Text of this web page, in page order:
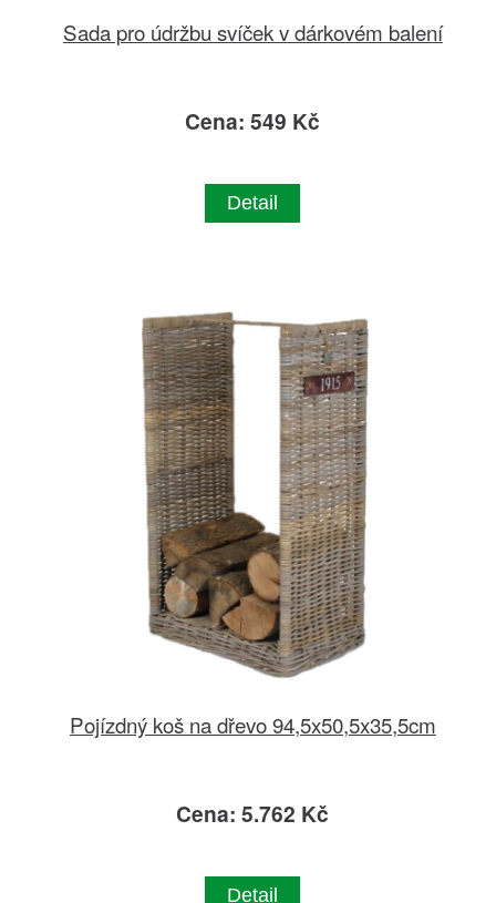
Sada pro údržbu svíček v dárkovém balení
Cena: 549 Kč
Detail
Pojízdný koš na dřevo 94,5x50,5x35,5cm
Cena: 5.762 Kč
Detail